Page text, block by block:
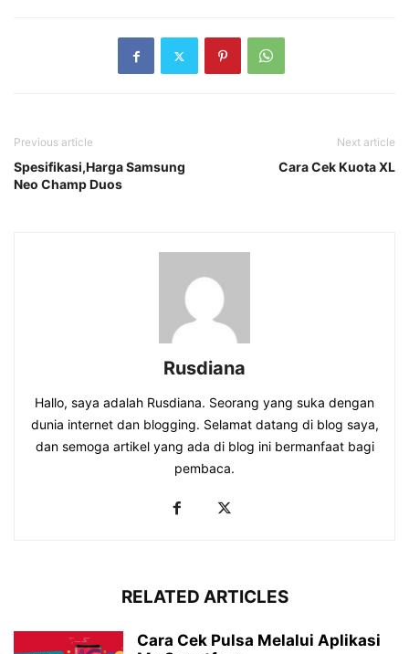
Previous article
Spesifikasi,Harga Samsung
Neo Champ Duos
Next article
Cara Cek Kuota XL
Rusdiana
Hallo, saya adalah Rusdiana. Seorang yang suka dengan
dunia internet dan blogging. Selamat datang di blog saya,
dan semoga artikel yang ada di blog ini bermanfaat bagi
pembaca.
RELATED ARTICLES
Cara Cek Pulsa Melalui Aplikasi